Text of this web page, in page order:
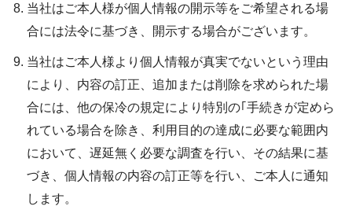
当社はご本人様が個人情報の開示等をご希望される場
合には法令に基づき、開示する場合がございます。
当社はご本人様より個人情報が真実でないという理由
により、内容の訂正、追加または削除を求められた場
合には、他の保冷の規定により特別の｢手続きが定めら
れている場合を除き、利用目的の達成に必要な範囲内
において、遅延無く必要な調査を行い、その結果に基
づき、個人情報の内容の訂正等を行い、ご本人に通知
します。